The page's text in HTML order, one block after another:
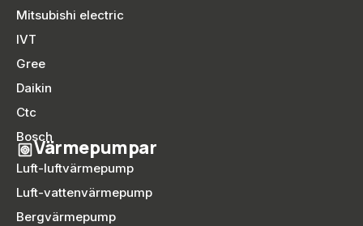
Mitsubishi electric
IVT
Gree
Daikin
Ctc
BoschVärmepumpar
Luft-luftvärmepump
Luft-vattenvärmepump
Bergvärmepump